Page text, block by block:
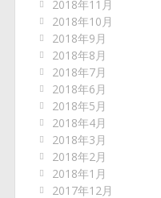
2018年11月
2018年10月
2018年9月
2018年8月
2018年7月
2018年6月
2018年5月
2018年4月
2018年3月
2018年2月
2018年1月
2017年12月